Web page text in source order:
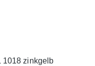
1018 zinkgelb